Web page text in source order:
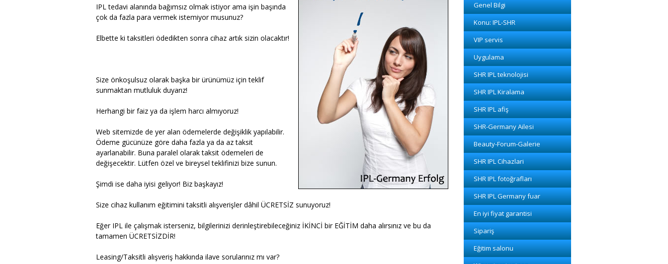
IPL tedavi alanında bağımsız olmak istiyor ama işin başında
çok da fazla para vermek istemiyor musunuz?
Elbette ki taksitleri ödedikten sonra cihaz artık sizin olacaktır!
Size önkoşulsuz olarak başka bir ürünümüz için teklif
sunmaktan mutluluk duyarız!
Herhangi bir faiz ya da işlem harcı almıyoruz!
Web sitemizde de yer alan ödemelerde değişiklik yapılabilir.
Ödeme gücünüze göre daha fazla ya da az taksit
ayarlanabilir. Buna paralel olarak taksit ödemeleri de
değişecektir. Lütfen özel ve bireysel teklifinizi bize sunun.
Şimdi ise daha iyisi geliyor! Biz başkayız!
Size cihaz kullanım eğitimini taksitli alışverişler dâhil ÜCRETSİZ sunuyoruz!
Eğer IPL ile çalışmak isterseniz, bilgilerinizi derinleştirebileceğiniz İKİNCİ bir EĞİTİM daha alırsınız ve bu da
tamamen ÜCRETSİZDİR!
Leasing/Taksitli alışveriş hakkında ilave sorularınız mı var?
Genel Bilgi
Konu: IPL-SHR
VIP servis
Uygulama
SHR IPL teknolojisi
SHR IPL Kiralama
SHR IPL afiş
SHR-Germany Ailesi
Beauty-Forum-Galerie
SHR IPL Cihazlari
SHR IPL fotoğrafları
SHR IPL Germany fuar
En iyi fiyat garantisi
Sipariş
Eğitim salonu